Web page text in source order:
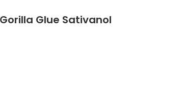
Glue Sativanol